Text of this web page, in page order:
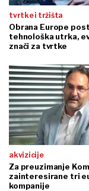
tvrtke i tržišta
Obrana Europe
tehnološka utrka,
znači za tvrtke
akvizicije
Za preuzimanje
zainteresirane tri
kompanije